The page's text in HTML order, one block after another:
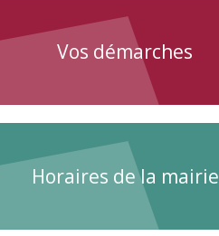
Vos démarches
Horaires de la mairie